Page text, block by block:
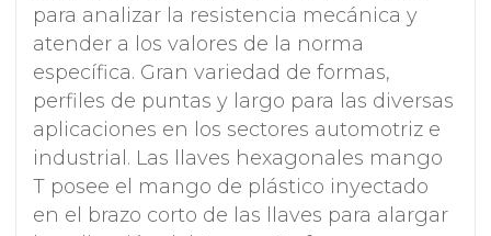
para analizar la resistencia mecánica y
atender a los valores de la norma
específica. Gran variedad de formas,
perfiles de puntas y largo para las diversas
aplicaciones en los sectores automotriz e
industrial. Las llaves hexagonales mango
T posee el mango de plástico inyectado
en el brazo corto de las llaves para alargar